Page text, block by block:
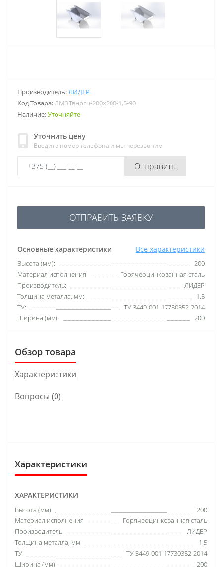
Производитель:ЛИДЕР
Код Товара:ЛМЗТвнргц-200х200-1,5-90
Наличие:Уточняйте
Уточнить цену
Введите номер телефона и мы перезвоним
Отправить
Основные характеристики Все характеристики
Высота (мм):
200
Материал исполнения:
Горячеоцинкованная сталь
Производитель:
ЛИДЕР
Толщина металла, мм:
1.5
ТУ:
ТУ 3449-001-17730352-2014
Ширина (мм):
200
ОТПРАВИТЬ ЗАЯВКУ
Обзор товара
Характеристики
Вопросы (0)
Характеристики
ХАРАКТЕРИСТИКИ
Высота (мм)
200
Материал исполнения
Горячеоцинкованная сталь
Производитель
ЛИДЕР
Толщина металла, мм
1.5
ТУ
ТУ 3449-001-17730352-2014
Ширина (мм)
200